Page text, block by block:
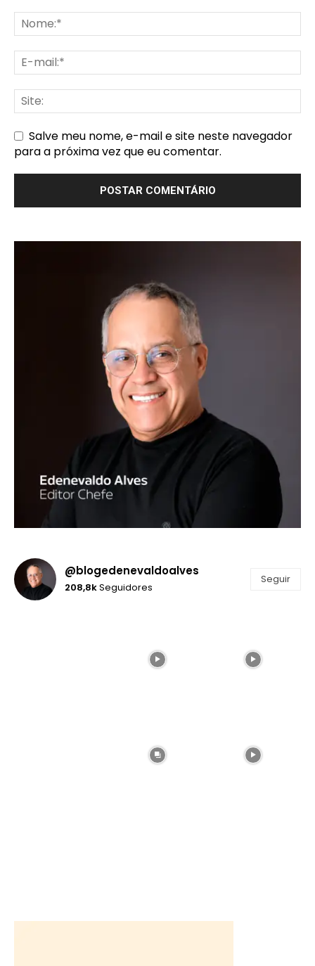
Salve meu nome, e-mail e site neste navegador
para a próxima vez que eu comentar.
@blogedenevaldoalves
208,8kSeguidores
Seguir